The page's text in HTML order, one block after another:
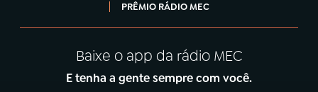
PRÊMIO RÁDIO MEC
Baixe o app da rádio MEC
E tenha a gente sempre com você.